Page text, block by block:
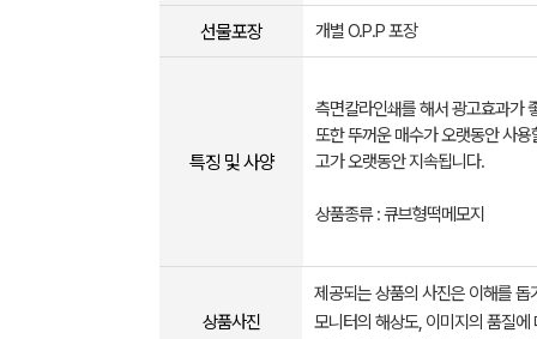
선물포장 개별 O.P.P 포장
특징 및 사양
측면칼라인쇄를 해서 광고효과가
또한 뚜꺼운 매수가 오랫동안 사용
고가 오랫동안 지속됩니다.
상품종류 : 큐브형떡메모지
상품사진
제공되는 상품의 사진은 이해를
모니터의 해상도, 이미지의 품질